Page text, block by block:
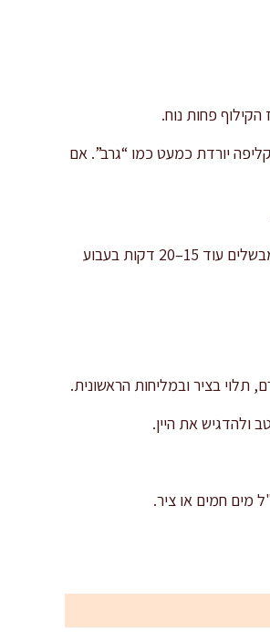
יורדת כמעט כמו “גרב”. אם
מסננים את הרוטב אם רוצים מרקם חלק, או משאירים כפרפרט כפרי. מחזירים את הפרוסות לרוטב ומבשלים עוד 15–20 דקות בעבוע
ולהדגיש את היין.